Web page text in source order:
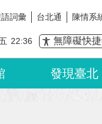
詞彙 台北通 陳情系
22:36 無障礙快
發現臺北